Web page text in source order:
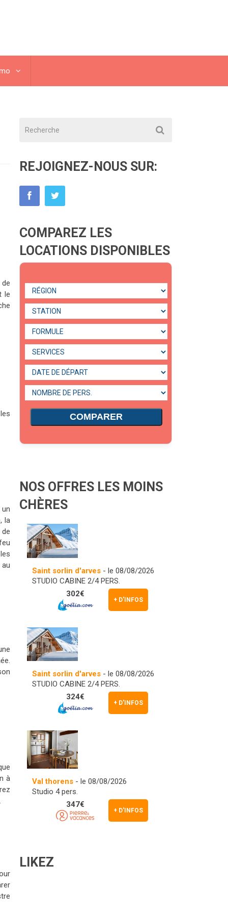
le
la
au
à
REJOIGNEZ-NOUS SUR:
COMPAREZ LES
LOCATIONS DISPONIBLES
COMPARER
NOS OFFRES LES MOINS
CHÈRES
Saint sorlin d'arves - le 08/08/2026
STUDIO CABINE 2/4 PERS.
+ D'INFOS
302€
Saint sorlin d'arves - le 08/08/2026
STUDIO CABINE 2/4 PERS.
+ D'INFOS
324€
Val thorens - le 08/08/2026
Studio 4 pers.
+ D'INFOS
347€
LIKEZ